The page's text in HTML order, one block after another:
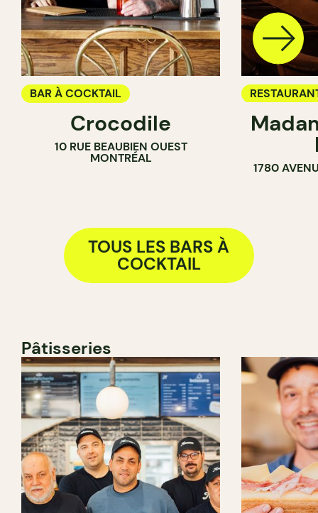
BAR À COCKTAIL
Crocodile
10 RUE BEAUBIEN OUEST
MONTRÉAL
BAR À
1780
TOUS LES BARS À
COCKTAIL
Pâtisseries